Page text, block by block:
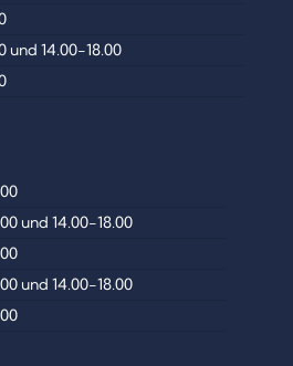
und 14.00-18.00
und 14.00-18.00
und 14.00-18.00